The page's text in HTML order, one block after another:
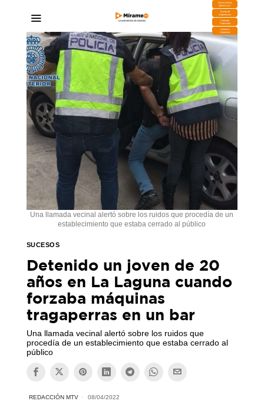
DESCARGA
MIRAPLAY
Buzón de
Sugerencias
Contratar
Publicidad
Contacto
Comercial
Una llamada vecinal alertó sobre los ruidos que procedía de un
establecimiento que estaba cerrado al público
SUCESOS
Detenido un joven de 20
años en La Laguna cuando
forzaba máquinas
tragaperras en un bar
Una llamada vecinal alertó sobre los ruidos que
procedía de un establecimiento que estaba cerrado al
público
REDACCIÓN MTV 08/04/2022